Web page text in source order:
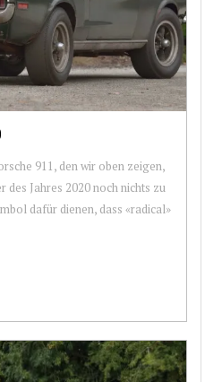
911, den wir oben zeigen,
des Jahres 2020 noch nichts zu
dafür dienen, dass «radical»